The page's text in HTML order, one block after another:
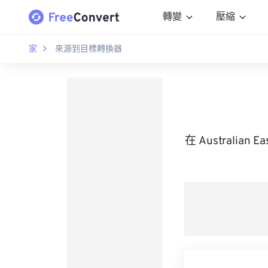
轉變 壓縮
家 來源到目標轉換器
在 Australian